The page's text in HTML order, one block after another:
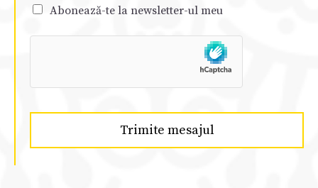
Abonează-te la newsletter-ul meu
Trimite mesajul